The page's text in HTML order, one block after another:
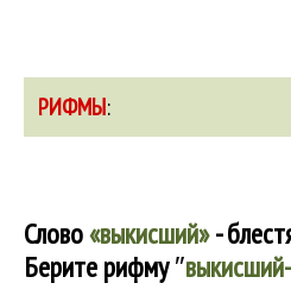
РИФМЫ:
Слово«выкисший»-
Берите рифму″